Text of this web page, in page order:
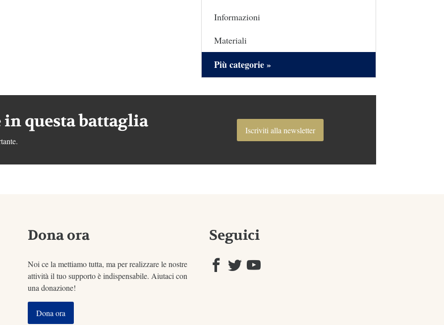
Informazioni
Materiali
Più categorie »
questa battaglia Iscriviti alla newsletter
Dona ora
Noi ce la mettiamo tutta, ma per realizzare le nostre
attività il tuo supporto è indispensabile. Aiutaci con
una donazione!
Dona ora
Seguici